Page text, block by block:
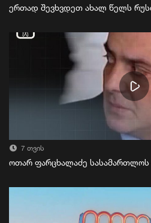
ერთად შევხვდეთ ახალ წელს
7 თვის
ოთარ ფარცხალაძე